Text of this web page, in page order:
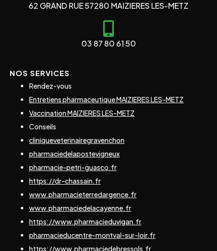
62 GRAND RUE 57280 MAIZIERES LES-METZ
03 87 80 61 50
NOS SERVICES
Rendez-vous
Entretiens pharmaceutique MAIZIERES LES-METZ
Vaccination MAIZIERES LES-METZ
Conseils
cliniqueveterinairegravenchon
pharmaciedelapostevigneux
pharmacie-petri-guasco.fr
https://dr-chassain.fr
www.pharmacieterredargence.fr
www.pharmaciedelacayenne.fr
https://www.pharmacieduvigan.fr
pharmacieducentre-montval-sur-loir.fr
https://www.pharmaciedebressols.fr